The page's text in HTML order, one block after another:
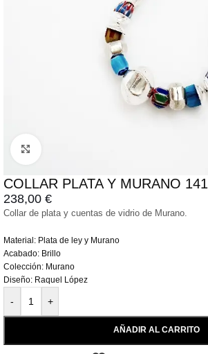
COLLAR PLATA Y MURANO 141
238,00 €
Collar de plata y cuentas de vidrio de Murano.
Material: Plata de ley y Murano
Acabado: Brillo
Colección: Murano
Diseño: Raquel López
- +
AÑADIR AL CARRITO